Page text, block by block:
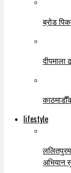
ब्रोड
lifestyle
अभियान